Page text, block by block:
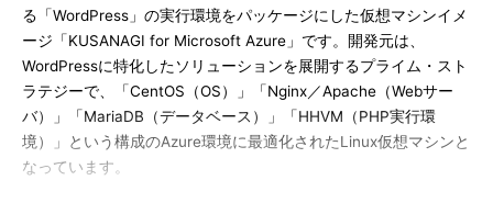
る「WordPress」の実行環境をパッケージにした仮想マシンイメ
ージ「KUSANAGI for Microsoft Azure」です。開発元は、
WordPressに特化したソリューションを展開するプライム・スト
ラテジーで、「CentOS（OS）」「Nginx／Apache（Webサー
バ）」「MariaDB（データベース）」「HHVM（PHP実行環
境）」という構成のAzure環境に最適化されたLinux仮想マシンと
なっています。